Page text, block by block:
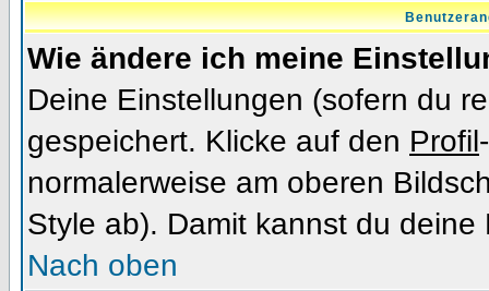
Wie ändere ich meine
Deine Einstellungen (sofern du
gespeichert. Klicke auf den Profil
normalerweise am oberen
Style ab). Damit kannst du
Nach oben